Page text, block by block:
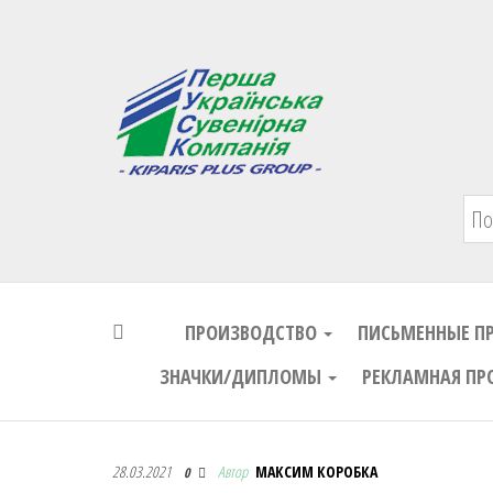
Первая Украинская Сувенирная
ПРОИЗВОДСТВО ПИСЬМЕННЫЕ
ЗНАЧКИ/ДИПЛОМЫ
РЕКЛАМНАЯ
Первая Украинская Сувенирная
28.03.2021 0 Автор МАКСИМ КОРОБКА